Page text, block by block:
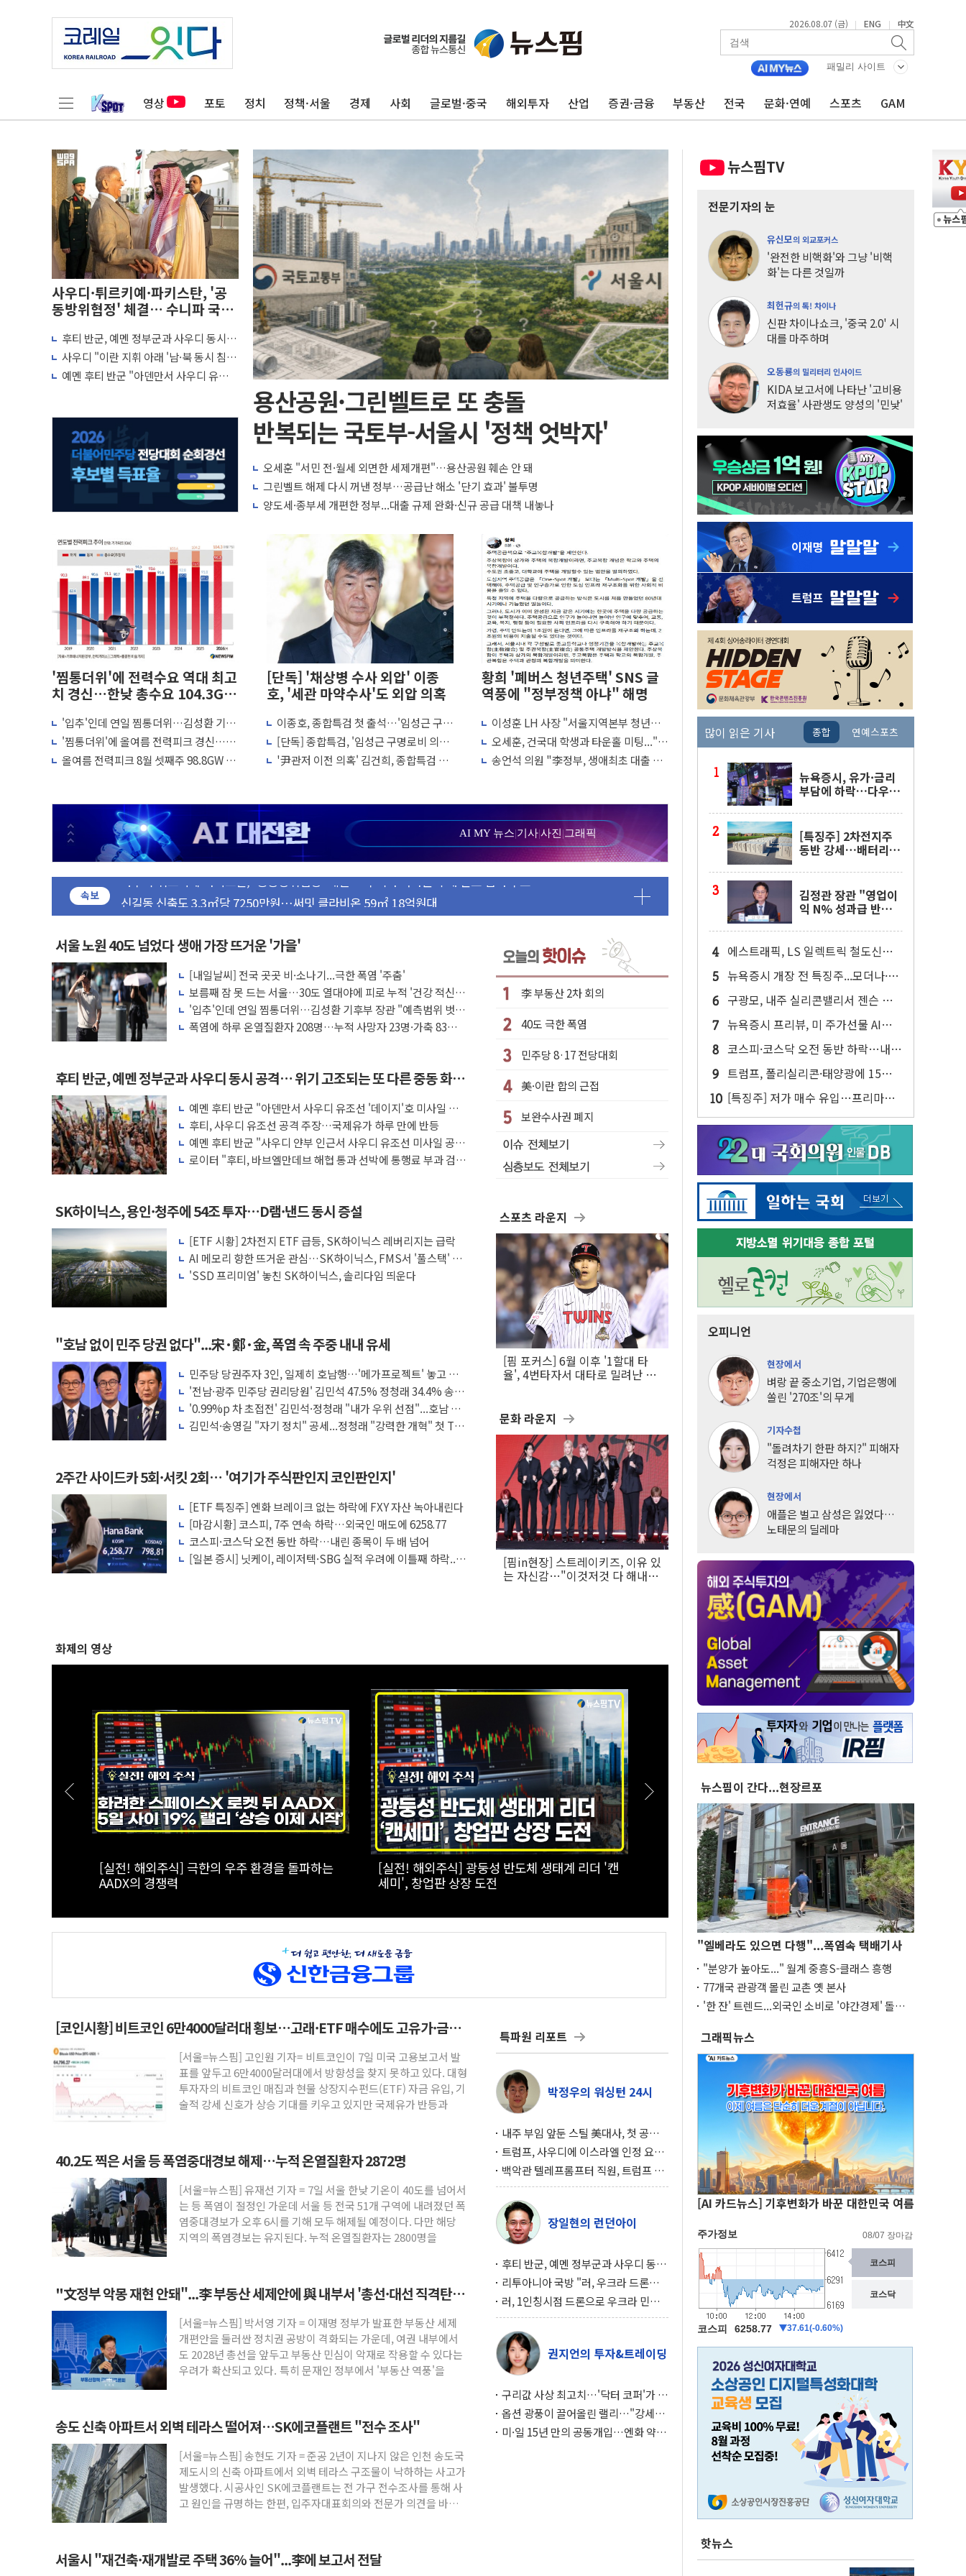
2026.08.07 (금) | ENG | 中文
패밀리 사이트
영상 포토 정치 정책·서울 경제 사회 글로벌·중국 해외투자 산업 증권·금융 부동산 전국 문화·연예 스포츠 GAM
사우디·튀르키예·파키스탄, '공
동방위협정' 체결… 수니파 국가
후티 반군, 예멘 정부군과 사우디 동시 공
격… 위기 고조되는 또 다른 중동 화약고
사우디 "이란 지휘 아래 '남·북 동시 침
공' 정보 입수…에너지·항만 표적"
예멘 후티 반군 "아덴만서 사우디 유조선
용산공원·그린벨트로 또 충돌
반복되는 국토부-서울시 '정책 엇박자'
오세훈 "서민 전·월세 외면한 세제개편"…용산공원 훼손 안 돼
그린벨트 해제 다시 꺼낸 정부…공급난 해소 '단기 효과' 불투명
양도세·종부세 개편한 정부...대출 규제 완화·신규 공급 대책 내놓나
'찜통더위'에 전력수요 역대 최고
치 경신…한낮 총수요 104.3GW
'입추'인데 연일 찜통더위…김성환 기후
부 장관 "예측범위 벗어나도 즉시대응"
'찜통더위'에 올여름 전력피크 경신…저
녁 7시 93.8GW 기록
올여름 전력피크 8월 셋째주 98.8GW 전
[단독] '채상병 수사 외압' 이종
호, '세관 마약수사'도 외압 의혹
이종호, 종합특검 첫 출석…'임성근 구명
로비' 윗선 수사 참고인
[단독] 종합특검, '임성근 구명로비 의혹'
이종호 30일 첫 소환
'尹관저 이전 의혹' 김건희, 종합특검 출
황희 '폐버스 청년주택' SNS 글
역풍에 "정부정책 아냐" 해명
이성훈 LH 사장 "서울지역본부 청년주
택으로"…직원 사기 회복도 숙제
오세훈, 건국대 학생과 타운홀 미팅..."청
년 주택 7.4만가구 공급 실현"
송언석 의원 "李정부, 생애최초 대출 6억
AI MY 뉴스|기사|사진 |그래픽
속보
[사진] 빈살만과 에르도안의 만남
이란와이어 "이란 최고지도자 위독…곧 사망해도 놀랍지 않아"
남동발전, 해남군에 국내 최대 규모 400MW 태양광 착공…여의도 1.6배 규모
황희 '폐버스 청년주택' SNS 글 역풍에 "정부정책 아냐" 해명
폭염 누그러지고 가뭄 숙지나...경북동해안권 8~9일 최대 100mm 호우
사우디·튀르키예·파키스탄, '공동방위협정' 체결… 수니파 국가들의 새 안보 협력 구도
신길동 신축도 3.3㎡당 7250만원…써밋 클라비온 59㎡ 18억원대
용산공원·그린벨트로 또 충돌…반복되는 국토부-서울시 '정책 엇박자'
[AI 부동산 투데이] 특공 전략도 '극과 극'…생애최초만 경쟁 치열
[코인시황] 비트코인 6만4000달러대 횡보…고래·ETF 매수에도 고유가·금리·입법 지연 '삼중 부담'
[베트남 증시] 유동성 부진 지속, 강보합 마감...석유·가스주 올랐지만 빈그룹이 상쇄
'찜통더위'에 전력수요 역대 최고치 경신…한낮 총수요 104.3GW 기록
후티 반군, 예멘 정부군과 사우디 동시 공격… 위기 고조되는 또 다른 중동 화약고
42.5도 역대급 폭염…동물들도 특별식으로 여름나기 [뉴스핌 줌인]
포스코홀딩스, 포스코인터·DX 지분 일부 매각
태국 학교서 중학생 총기 난사...최소 7명 사망
40.2도 찍은 서울 등 폭염중대경보 해제…누적 온열질환자 2872명
"文정부 악몽 재현 안돼"...李 부동산 세제안에 與 내부서 '총선·대선 직격탄' 우려
서울 노원 40도 넘었다 생애 가장 뜨거운 '가을'
[내일날씨] 전국 곳곳 비·소나기...극한 폭염 '주춤'
보름째 잠 못 드는 서울…30도 열대야에 피로 누적 '건강 적신
호'
'입추'인데 연일 찜통더위…김성환 기후부 장관 "예측범위 벗어
나도 즉시대응"
폭염에 하루 온열질환자 208명…누적 사망자 23명·가축 83만
후티 반군, 예멘 정부군과 사우디 동시 공격… 위기 고조되는 또 다른 중동 화약
고
예멘 후티 반군 "아덴만서 사우디 유조선 '데이지'호 미사일 공
격"
후티, 사우디 유조선 공격 주장…국제유가 하루 만에 반등
예멘 후티 반군 "사우디 얀부 인근서 사우디 유조선 미사일 공
격"
로이터 "후티, 바브엘만데브 해협 통과 선박에 통행료 부과 검
SK하이닉스, 용인·청주에 54조 투자…D램·낸드 동시 증설
[ETF 시황] 2차전지 ETF 급등, SK하이닉스 레버리지는 급락
AI 메모리 향한 뜨거운 관심…SK하이닉스, FMS서 '풀스택' 기
술력 과시
'SSD 프리미엄' 놓친 SK하이닉스, 솔리다임 띄운다
"호남 없이 민주 당권 없다"...宋·鄭·金, 폭염 속 주중 내내 유세
민주당 당권주자 3인, 일제히 호남행…'메가프로젝트' 놓고 적
임자 경쟁
'전남·광주 민주당 권리당원' 김민석 47.5% 정청래 34.4% 송영
길 14.6%
'0.99%p 차 초접전' 김민석·정청래 "내가 우위 선점"...호남 공
략 총력전
김민석·송영길 "자기 정치" 공세...정청래 "강력한 개혁" 첫 TV
2주간 사이드카 5회·서킷 2회… '여기가 주식판인지 코인판인지'
[ETF 특징주] 엔화 브레이크 없는 하락에 FXY 자산 녹아내린다
[마감시황] 코스피, 7주 연속 하락…외국인 매도에 6258.77
코스피·코스닥 오전 동반 하락…내린 종목이 두 배 넘어
[일본 증시] 닛케이, 레이저텍·SBG 실적 우려에 이틀째 하락...
李 부동산 2차 회의
40도 극한 폭염
민주당 8·17 전당대회
美·이란 합의 근접
보완수사권 폐지
스포츠 라운지
[핌 포커스] 6월 이후 '1할대 타
율', 4번타자서 대타로 밀려난 LG
문화 라운지
[핌in현장] 스트레이키즈, 이유 있
는 자신감…"이것저것 다 해내는
화제의 영상
[스팟Live] 일상에서 장점이 더 돋보이는 '전기
패밀리 SUV' 볼보 EX90
[스팟Live] *풀영상* "부동산 지옥 고집한다
면!"...李대통령 향한 장동혁의 서슬퍼런 일갈 |
[스팟Live] 李대통령 "국가폭력 피해자, 국가가
치유해야…국가 책임 유효기간 없어"｜
26.08.07 국가폭력 피해자 위로 오찬
[코인시황] 비트코인 6만4000달러대 횡보…고래·ETF 매수에도 고유가·금리
·입법 지연 '삼중 부담'
[서울=뉴스핌] 고인원 기자= 비트코인이 7일 미국 고용보고서 발
표를 앞두고 6만4000달러대에서 방향성을 찾지 못하고 있다. 대형
투자자의 비트코인 매집과 현물 상장지수펀드(ETF) 자금 유입, 기
술적 강세 신호가 상승 기대를 키우고 있지만 국제유가 반등과
40.2도 찍은 서울 등 폭염중대경보 해제…누적 온열질환자 2872명
[서울=뉴스핌] 유재선 기자 = 7일 서울 한낮 기온이 40도를 넘어서
는 등 폭염이 절정인 가운데 서울 등 전국 51개 구역에 내려졌던 폭
염중대경보가 오후 6시를 기해 모두 해제될 예정이다. 다만 해당
지역의 폭염경보는 유지된다. 누적 온열질환자는 2800명을
"文정부 악몽 재현 안돼"...李 부동산 세제안에 與 내부서 '총선·대선 직격탄'
우려
[서울=뉴스핌] 박서영 기자 = 이재명 정부가 발표한 부동산 세제
개편안을 둘러싼 정치권 공방이 격화되는 가운데, 여권 내부에서
도 2028년 총선을 앞두고 부동산 민심이 악재로 작용할 수 있다는
우려가 확산되고 있다. 특히 문재인 정부에서 '부동산 역풍'을
송도 신축 아파트서 외벽 테라스 떨어져…SK에코플랜트 "전수 조사"
[서울=뉴스핌] 송현도 기자 = 준공 2년이 지나지 않은 인천 송도국
제도시의 신축 아파트에서 외벽 테라스 구조물이 낙하하는 사고가
발생했다. 시공사인 SK에코플랜트는 전 가구 전수조사를 통해 사
고 원인을 규명하는 한편, 입주자대표회의와 전문가 의견을 바탕
서울시 "재건축·재개발로 주택 36% 늘어"...李에 보고서 전달
특파원 리포트
박정우의 워싱턴 24시
내주 부임 앞둔 스틸 美대사, 첫 공개
행사서 "한미동맹 강화 최우선 과제"
트럼프, 사우디에 이스라엘 인정 요
구…원자력 협정 서명 하루 만에 좌초
위기
백악관 텔레프롬프터 직원, 트럼프 연
설 미리 보고 베팅 시장서 10만달러 챙
겨
장일현의 런던아이
후티 반군, 예멘 정부군과 사우디 동시
공격… 위기 고조되는 또 다른 중동 화
약고
리투아니아 국방 "러, 우크라 드론으
로 나토 회원국 공격 검토… 거짓 깃발
작전"
러, 1인칭시점 드론으로 우크라 민간
인 '사파리' 공격… 시민들 공포감 극
대화 전략
권지언의 투자&트레이딩
구리값 사상 최고치…'닥터 코퍼'가 말
하는 경기 신호가 달라졌다
옵션 광풍이 끌어올린 랠리…"강세장
이면에 과열 경고등"
미·일 15년 만의 공동개입…엔화 약세
뉴스핌TV
전문기자의 눈
유신모의 외교포커스
'완전한 비핵화'와 그냥 '비핵
화'는 다른 것일까
최헌규의 톡! 차이나
신판 차이나쇼크, '중국 2.0' 시
대를 마주하며
오동룡의 밀리터리 인사이드
KIDA 보고서에 나타난 '고비용
저효율' 사관생도 양성의 '민낯'
많이 읽은 기사 종합 연예스포츠
뉴욕증시, 유가·금리
부담에 하락…다우 5
[특징주] 2차전지주
동반 강세…배터리3
김정관 장관 "영업이
익 N% 성과급 반
법 개정 논의"
에스트래픽, LS 일렉트릭 철도신호
사업 인수 계약
뉴욕증시 개장 전 특징주...모더나·아
이온큐·도어대시↑ VS 샌디스크·피
그마·앱러빈↓
구광모, 내주 실리콘밸리서 젠슨 황
재회…로봇·AI 데이터센터·모빌리티
구체화
뉴욕증시 프리뷰, 미 주가선물 AI주
차익실현 속 혼조세...웨스턴디지털·
샌디스크↓
코스피·코스닥 오전 동반 하락…내
린 종목이 두 배 넘어
트럼프, 폴리실리콘·태양광에 15%
관세…한국 등엔 '합산 상한' 적용
[특징주] 저가 매수 유입…프리마켓
대형주 소폭 반등
오피니언
현장에서
벼랑 끝 중소기업, 기업은행에
쏠린 '270조'의 무게
기자수첩
"돌려차기 한판 하지?" 피해자
걱정은 피해자만 하나
현장에서
애플은 벌고 삼성은 잃었다…
노태문의 딜레마
뉴스핌이 간다...현장르포
"엘베라도 있으면 다행"...폭염속 택배기사
"분양가 높아도..." 월계 중흥S-클래스 흥행
77개국 관광객 몰린 교촌 옛 본사
'한 잔' 트렌드...외국인 소비로 '야간경제' 돌파
그래픽뉴스
[AI 카드뉴스] 기후변화가 바꾼 대한민국 여름
핫뉴스